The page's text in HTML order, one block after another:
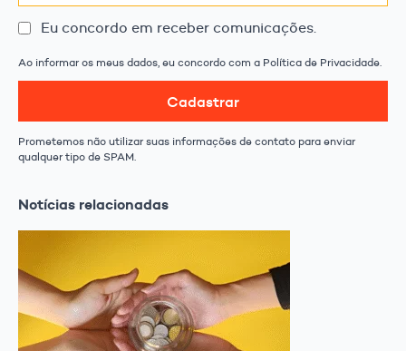
Eu concordo em receber comunicações.
Ao informar os meus dados, eu concordo com a Política de Privacidade.
Cadastrar
Prometemos não utilizar suas informações de contato para enviar
qualquer tipo de SPAM.
Notícias relacionadas